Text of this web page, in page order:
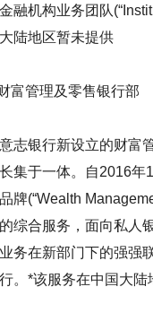
融机构业务团队
陆地区暂未提供
管理及零售银行部
银行新设立的财富管
集于一体。自2016
牌(“Wealth
综合服务，面向私人
务在新部门下的强强
。*该服务在中国大陆